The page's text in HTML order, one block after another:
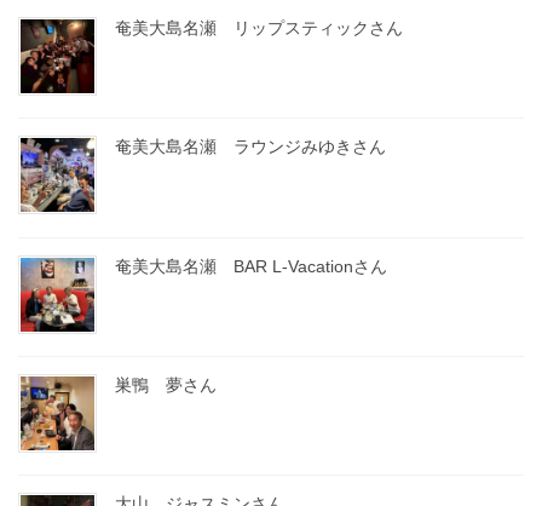
奄美大島名瀬 リップスティックさん
奄美大島名瀬 ラウンジみゆきさん
奄美大島名瀬 BAR L-Vacationさん
巣鴨 夢さん